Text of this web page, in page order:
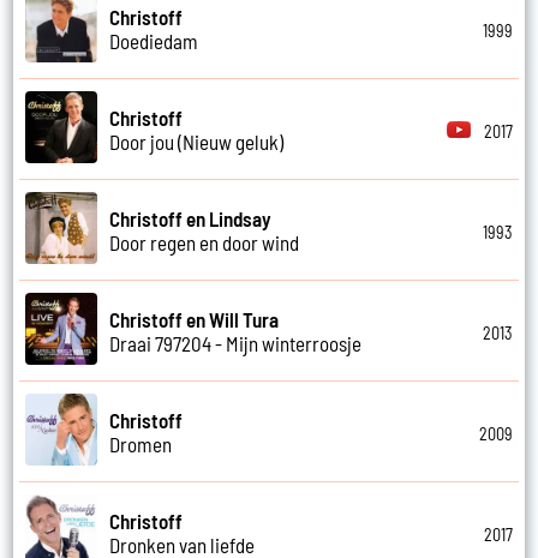
Christoff
Doediedam
1999
Christoff
Door jou (Nieuw geluk)
2017
Christoff en Lindsay
Door regen en door wind
1993
Christoff en Will Tura
Draai 797204 - Mijn winterroosje
2013
Christoff
Dromen
2009
Christoff
Dronken van liefde
2017